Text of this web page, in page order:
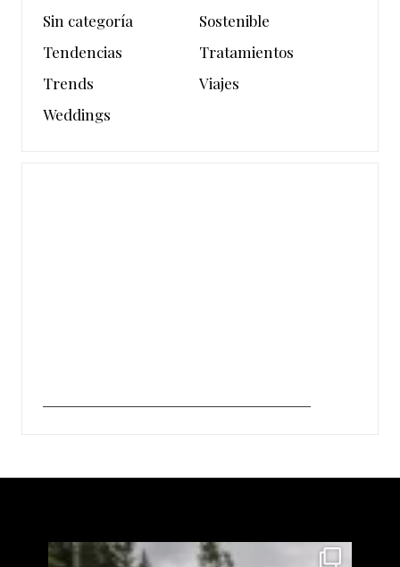
Sin categoría
Sostenible
Tendencias
Tratamientos
Trends
Viajes
Weddings